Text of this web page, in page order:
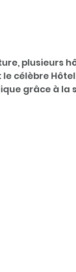
plusieurs
célèbre
grâce à la